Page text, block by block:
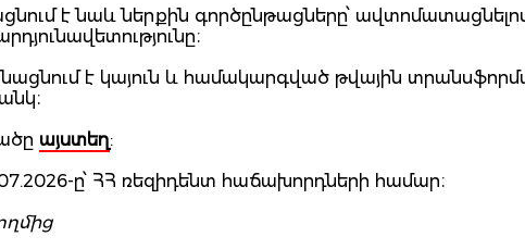
է նաև ներքին գործընթացները՝
է կայուն և համակարգված թվային
այստեղ:
ը՝ ՀՀ ռեզիդենտ հաճախորդների համար։